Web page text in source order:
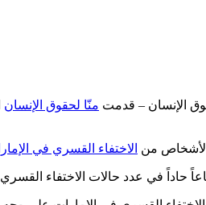
الإنسان – قدمت منّا لحقوق الإنسان
من الاختفاء القسري في
حاداً في عدد حالات الاختفاء